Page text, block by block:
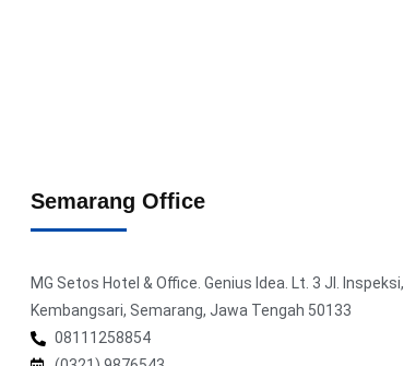
Semarang Office
MG Setos Hotel & Office. Genius Idea. Lt. 3 Jl. Inspeksi,
Kembangsari, Semarang, Jawa Tengah 50133
08111258854